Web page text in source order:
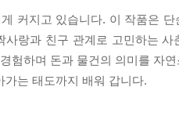
커지고 있습니다. 이 작품은
사랑과 친구 관계로 고민하는
험하며 돈과 물건의 의미를 자
는 태도까지 배워 갑니다.